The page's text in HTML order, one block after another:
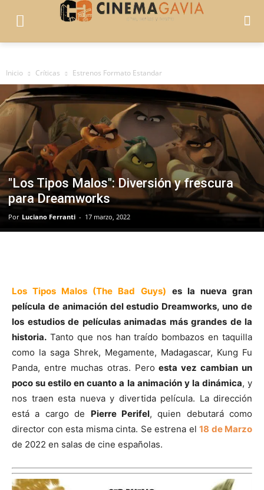
Inicio Críticas Estrenos Formato Estandar
"Los Tipos Malos": Diversión y frescura
para Dreamworks
Por Luciano Ferranti - 17 marzo, 2022
Los Tipos Malos (The Bad Guys) es la nueva gran
película de animación del estudio Dreamworks, uno de
los estudios de películas animadas más grandes de la
historia. Tanto que nos han traído bombazos en taquilla
como la saga Shrek, Megamente, Madagascar, Kung Fu
Panda, entre muchas otras. Peroesta vez cambian un
poco su estilo en cuanto a la animación y la dinámica, y
nos traen esta nueva y divertida película. La dirección
está a cargo de Pierre Perifel, quien debutará como
director con esta misma cinta. Se estrena el 18 de Marzo
de 2022 en salas de cine españolas.